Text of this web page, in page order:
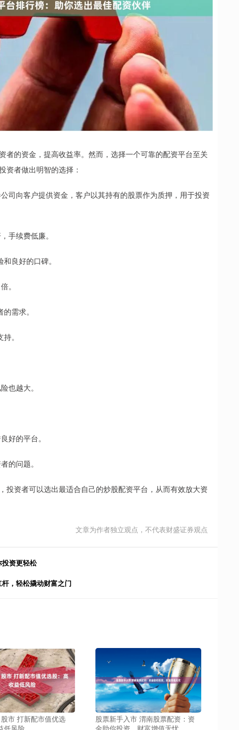
者的资金，提高收益率。然而，选择一个可靠的配资平台至关
资者做出明智的选择：
司向客户提供资金，客户以其持有的股票作为质押，用于投资
手续费低廉。
良好的口碑。
。
需求。
。
也越大。
好的平台。
的问题。
投资者可以选出最适合自己的炒股配资平台，从而有效放大资
文章为作者独立观点，不代表财盛证券观点
资更轻松
，轻松撬动财富之门
市 打新配市值优选
低风险
股票新手入市 渭南股票配资：资
金助你投资，财富增值无忧